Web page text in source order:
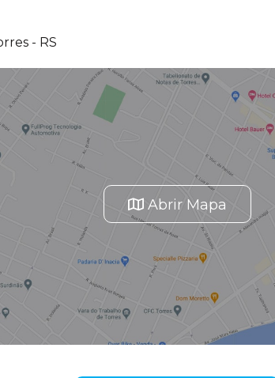
- RS
Abrir Mapa